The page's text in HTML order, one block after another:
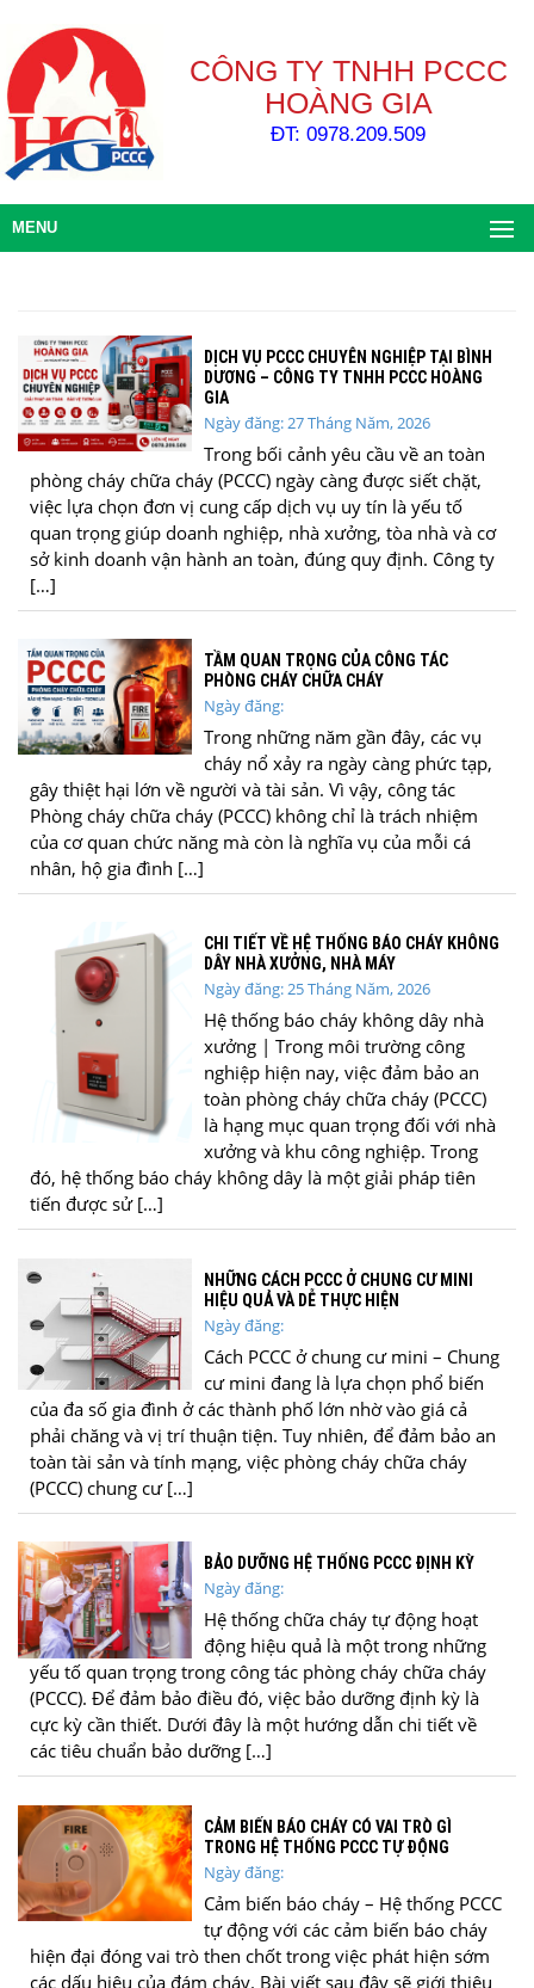
CÔNG TY TNHH PCCC
HOÀNG GIA
ĐT: 0978.209.509
MENU
DỊCH VỤ PCCC CHUYÊN NGHIỆP TẠI BÌNH
DƯƠNG – CÔNG TY TNHH PCCC HOÀNG
GIA
Ngày đăng: 27 Tháng Năm, 2026
Trong bối cảnh yêu cầu về an toàn
phòng cháy chữa cháy (PCCC) ngày càng được siết chặt,
việc lựa chọn đơn vị cung cấp dịch vụ uy tín là yếu tố
quan trọng giúp doanh nghiệp, nhà xưởng, tòa nhà và cơ
sở kinh doanh vận hành an toàn, đúng quy định. Công ty
[…]
TẦM QUAN TRỌNG CỦA CÔNG TÁC
PHÒNG CHÁY CHỮA CHÁY
Ngày đăng:
Trong những năm gần đây, các vụ
cháy nổ xảy ra ngày càng phức tạp,
gây thiệt hại lớn về người và tài sản. Vì vậy, công tác
Phòng cháy chữa cháy (PCCC) không chỉ là trách nhiệm
của cơ quan chức năng mà còn là nghĩa vụ của mỗi cá
nhân, hộ gia đình […]
CHI TIẾT VỀ HỆ THỐNG BÁO CHÁY KHÔNG
DÂY NHÀ XƯỞNG, NHÀ MÁY
Ngày đăng: 25 Tháng Năm, 2026
Hệ thống báo cháy không dây nhà
xưởng | Trong môi trường công
nghiệp hiện nay, việc đảm bảo an
toàn phòng cháy chữa cháy (PCCC)
là hạng mục quan trọng đối với nhà
xưởng và khu công nghiệp. Trong
đó, hệ thống báo cháy không dây là một giải pháp tiên
tiến được sử […]
NHỮNG CÁCH PCCC Ở CHUNG CƯ MINI
HIỆU QUẢ VÀ DỄ THỰC HIỆN
Ngày đăng:
Cách PCCC ở chung cư mini – Chung
cư mini đang là lựa chọn phổ biến
của đa số gia đình ở các thành phố lớn nhờ vào giá cả
phải chăng và vị trí thuận tiện. Tuy nhiên, để đảm bảo an
toàn tài sản và tính mạng, việc phòng cháy chữa cháy
(PCCC) chung cư […]
BẢO DƯỠNG HỆ THỐNG PCCC ĐỊNH KỲ
Ngày đăng:
Hệ thống chữa cháy tự động hoạt
động hiệu quả là một trong những
yếu tố quan trọng trong công tác phòng cháy chữa cháy
(PCCC). Để đảm bảo điều đó, việc bảo dưỡng định kỳ là
cực kỳ cần thiết. Dưới đây là một hướng dẫn chi tiết về
các tiêu chuẩn bảo dưỡng […]
CẢM BIẾN BÁO CHÁY CÓ VAI TRÒ GÌ
TRONG HỆ THỐNG PCCC TỰ ĐỘNG
Ngày đăng:
Cảm biến báo cháy – Hệ thống PCCC
tự động với các cảm biến báo cháy
hiện đại đóng vai trò then chốt trong việc phát hiện sớm
các dấu hiệu của đám cháy. Bài viết sau đây sẽ giới thiệu